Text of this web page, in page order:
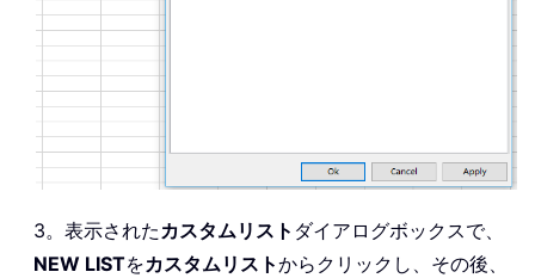
3。表示されたカスタムリスト ダイアログボックスで、
NEW LISTをカスタムリストからクリックし、その後、